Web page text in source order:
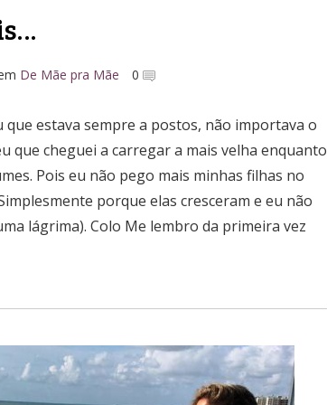
De Mãe pra Mãe 0
estava sempre a postos, não importava o
que cheguei a carregar a mais velha enquanto
Pois eu não pego mais minhas filhas no
porque elas cresceram e eu não
lágrima). Colo Me lembro da primeira vez